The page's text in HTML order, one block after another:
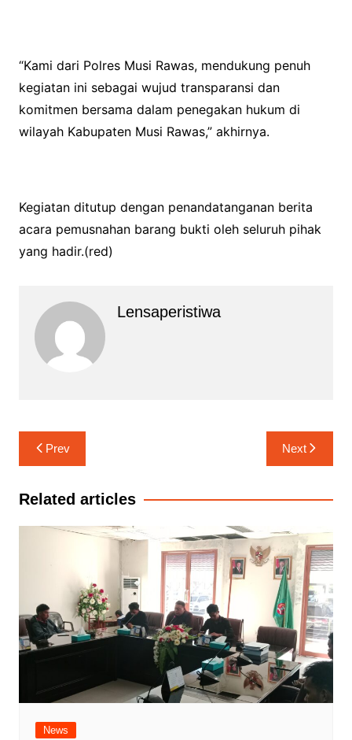
“Kami dari Polres Musi Rawas, mendukung penuh
kegiatan ini sebagai wujud transparansi dan
komitmen bersama dalam penegakan hukum di
wilayah Kabupaten Musi Rawas,” akhirnya.
Kegiatan ditutup dengan penandatanganan berita
acara pemusnahan barang bukti oleh seluruh pihak
yang hadir.(red)
Lensaperistiwa
Navigasi
pos
Prev Next
Related articles
News